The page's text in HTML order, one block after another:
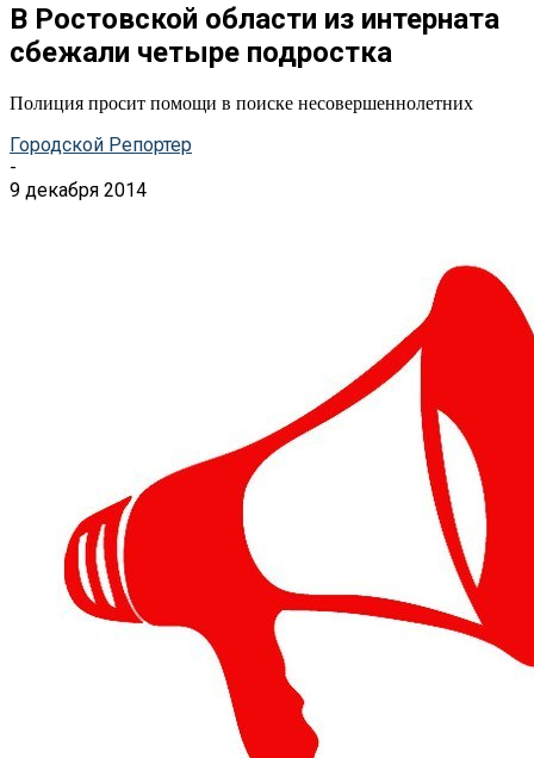
В Ростовской области из интерната
сбежали четыре подростка
Полиция просит помощи в поиске несовершеннолетних
Городской Репортер
-
9 декабря 2014